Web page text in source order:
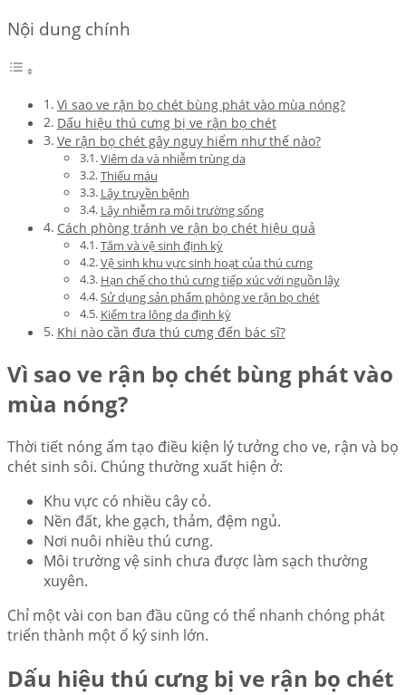
Nội dung chính
Vì sao ve rận bọ chét bùng phát vào mùa nóng?
Dấu hiệu thú cưng bị ve rận bọ chét
Ve rận bọ chét gây nguy hiểm như thế nào?
Viêm da và nhiễm trùng da
Thiếu máu
Lây truyền bệnh
Lây nhiễm ra môi trường sống
Cách phòng tránh ve rận bọ chét hiệu quả
Tắm và vệ sinh định kỳ
Vệ sinh khu vực sinh hoạt của thú cưng
Hạn chế cho thú cưng tiếp xúc với nguồn lây
Sử dụng sản phẩm phòng ve rận bọ chét
Kiểm tra lông da định kỳ
Khi nào cần đưa thú cưng đến bác sĩ?
Vì sao ve rận bọ chét bùng phát vào
mùa nóng?
Thời tiết nóng ẩm tạo điều kiện lý tưởng cho ve, rận và bọ
chét sinh sôi. Chúng thường xuất hiện ở:
Khu vực có nhiều cây cỏ.
Nền đất, khe gạch, thảm, đệm ngủ.
Nơi nuôi nhiều thú cưng.
Môi trường vệ sinh chưa được làm sạch thường
xuyên.
Chỉ một vài con ban đầu cũng có thể nhanh chóng phát
triển thành một ổ ký sinh lớn.
Dấu hiệu thú cưng bị ve rận bọ chét